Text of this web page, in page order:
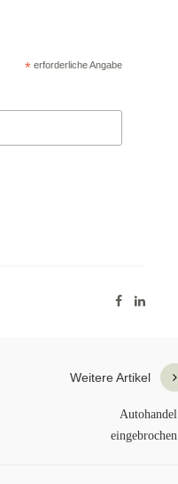
* erforderliche Angabe
Weitere Artikel
Autohandel
eingebrochen